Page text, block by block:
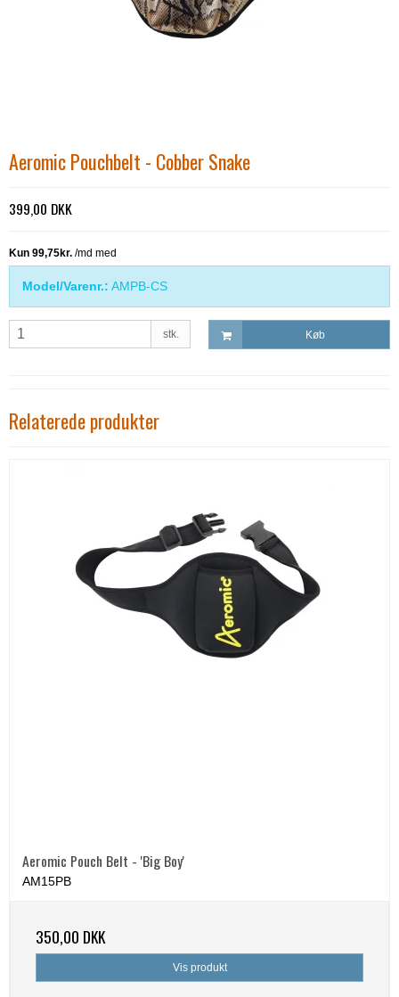
Aeromic Pouchbelt - Cobber Snake
399,00 DKK
Model/Varenr.: AMPB-CS
stk. Køb
Relaterede produkter
Aeromic Pouch Belt - 'Big Boy'
AM15PB
350,00 DKK
Vis produkt